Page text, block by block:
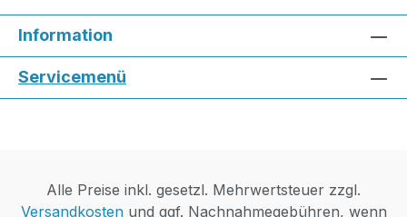
Information
Servicemenü
Alle Preise inkl. gesetzl. Mehrwertsteuer zzgl.
Versandkostenund ggf. Nachnahmegebühren, wenn